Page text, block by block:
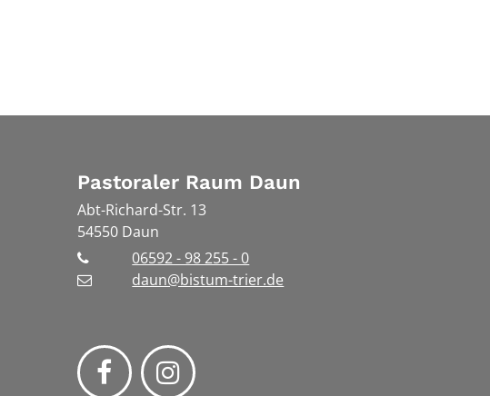
Pastoraler Raum Daun
Abt-Richard-Str. 13
54550 Daun
06592 - 98 255 - 0
daun@bistum-trier.de